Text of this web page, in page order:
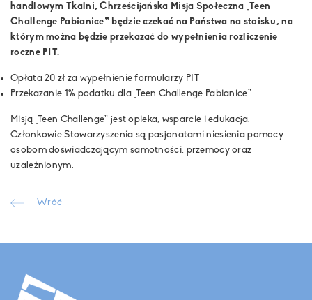
handlowym Tkalni, Chrześcijańska Misja Społeczna „Teen
Challenge Pabianice” będzie czekać na Państwa na stoisku, na
którym można będzie przekazać do wypełnienia rozliczenie
roczne PIT.
Opłata 20 zł za wypełnienie formularzy PIT
Przekazanie 1% podatku dla „Teen Challenge Pabianice”
Misją „Teen Challenge” jest opieka, wsparcie i edukacja.
Członkowie Stowarzyszenia są pasjonatami niesienia pomocy
osobom doświadczającym samotności, przemocy oraz
uzależnionym.
Wróć